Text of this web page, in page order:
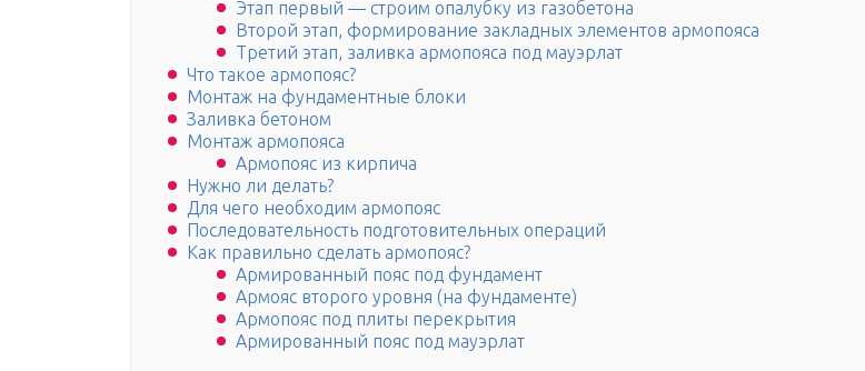
Этап первый — строим опалубку из газобетона
Второй этап, формирование закладных элементов армопояса
Третий этап, заливка армопояса под мауэрлат
Что такое армопояс?
Монтаж на фундаментные блоки
Заливка бетоном
Монтаж армопояса
Армопояс из кирпича
Нужно ли делать?
Для чего необходим армопояс
Последовательность подготовительных операций
Как правильно сделать армопояс?
Армированный пояс под фундамент
Армояс второго уровня (на фундаменте)
Армопояс под плиты перекрытия
Армированный пояс под мауэрлат